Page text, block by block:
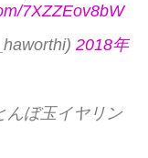
7XZZEov8bW
2018年
んぼ玉イヤリン